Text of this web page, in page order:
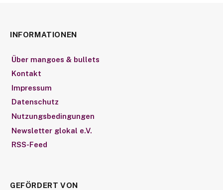
INFORMATIONEN
Über mangoes & bullets
Kontakt
Impressum
Datenschutz
Nutzungsbedingungen
Newsletter glokal e.V.
RSS-Feed
GEFÖRDERT VON